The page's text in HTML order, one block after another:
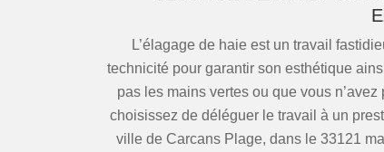
L’élagage de haie est un travail
technicité pour garantir son esthétique
pas les mains vertes ou que vous
choisissez de déléguer le travail à un
ville de Carcans Plage, dans le 33121